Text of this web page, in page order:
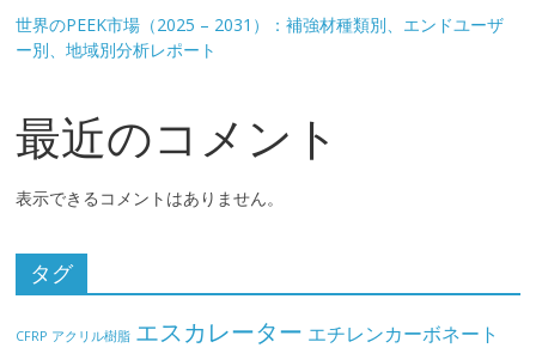
世界のPEEK市場（2025 – 2031）：補強材種類別、エンドユーザ
ー別、地域別分析レポート
最近のコメント
表示できるコメントはありません。
タグ
CFRP アクリル樹脂 エスカレーター エチレンカーボネート